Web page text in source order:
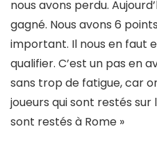
nous avons perdu.
gagné. Nous avons 6
important. Il nous en faut
qualifier. C’est un pas en
sans trop de fatigue, car
joueurs qui sont restés sur
sont restés à Rome »